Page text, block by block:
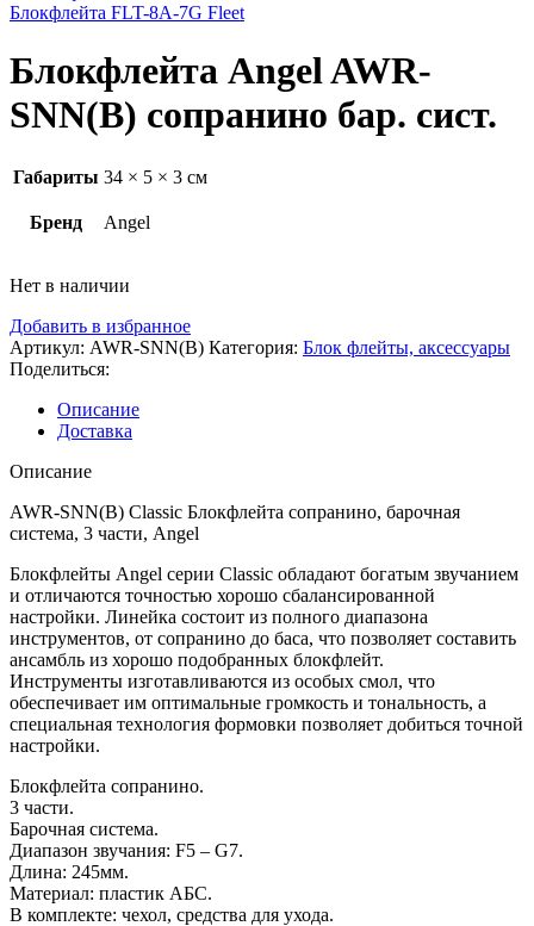
Блокфлейта FLT-8A-7G Fleet
Блокфлейта Angel AWR-
SNN(B) сопранино бар. сист.
Габариты 34 × 5 × 3 см
Бренд Angel
Нет в наличии
Добавить в избранное
Артикул: AWR-SNN(B) Категория: Блок флейты, аксессуары
Поделиться:
Описание
Доставка
Описание
AWR-SNN(B) Classic Блокфлейта сопранино, барочная
система, 3 части, Angel
Блокфлейты Angel серии Classic обладают богатым звучанием
и отличаются точностью хорошо сбалансированной
настройки. Линейка состоит из полного диапазона
инструментов, от сопранино до баса, что позволяет составить
ансамбль из хорошо подобранных блокфлейт.
Инструменты изготавливаются из особых смол, что
обеспечивает им оптимальные громкость и тональность, а
специальная технология формовки позволяет добиться точной
настройки.
Блокфлейта сопранино.
3 части.
Барочная система.
Диапазон звучания: F5 – G7.
Длина: 245мм.
Материал: пластик АБС.
В комплекте: чехол, средства для ухода.